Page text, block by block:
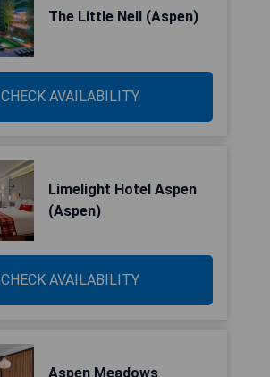
The Little Nell (Aspen)
CHECK AVAILABILITY
Limelight Hotel Aspen
(Aspen)
CHECK AVAILABILITY
Aspen Meadows